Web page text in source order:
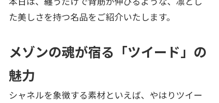
た美しさを持つ名品をご紹介いたします。
メゾンの魂が宿る「ツイード」の
魅力
シャネルを象徴する素材といえば、やはりツイー